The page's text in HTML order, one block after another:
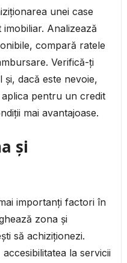
unei case
Analizează
compară ratele
Verifică-ți
dacă este nevoie,
pentru un credit
mai avantajoase.
și
importanți factori în
zona și
să achiziționezi.
la servicii